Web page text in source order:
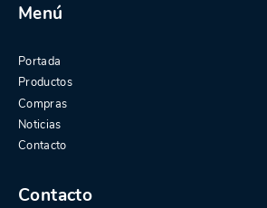
Menú
Portada
Productos
Compras
Noticias
Contacto
Contacto